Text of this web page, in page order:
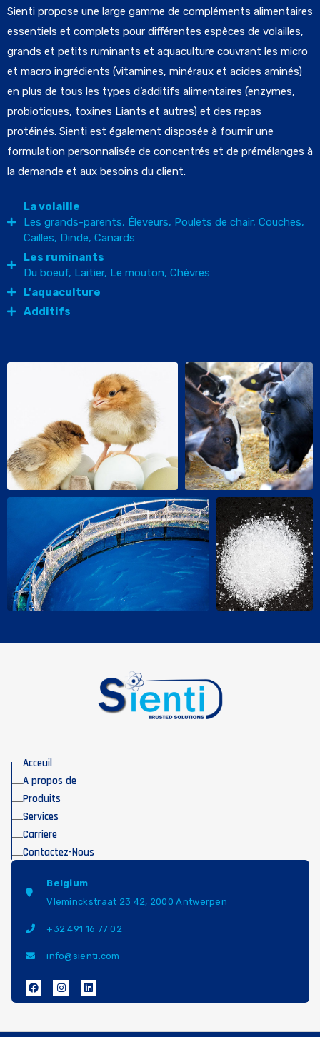
Sienti propose une large gamme de compléments alimentaires
essentiels et complets pour différentes espèces de volailles,
grands et petits ruminants et aquaculture couvrant les micro
et macro ingrédients (vitamines, minéraux et acides aminés)
en plus de tous les types d’additifs alimentaires (enzymes,
probiotiques, toxines Liants et autres) et des repas
protéinés. Sienti est également disposée à fournir une
formulation personnalisée de concentrés et de prémélanges à
la demande et aux besoins du client.
La volaille
Les grands-parents, Éleveurs, Poulets de chair, Couches,
Cailles, Dinde, Canards
Les ruminants
Du boeuf, Laitier, Le mouton, Chèvres
L'aquaculture
Additifs
Acceuil
A propos de
Produits
Services
Carriere
Contactez-Nous
Belgium
Vleminckstraat 23 42, 2000 Antwerpen
+32 491 16 77 02
info@sienti.com
F
a
c
o
I
n
s
g
L
i
n
d